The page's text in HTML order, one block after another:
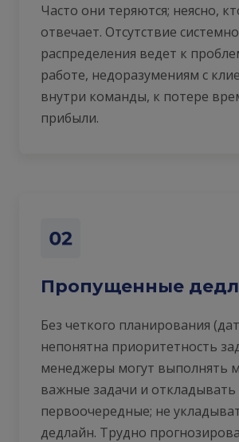
Часто они теряются; неясно,
отвечает. Отсутствие
распределения ведет к
работе, недоразумениям с
внутри команды, к потере
прибыли.
Пропущенные
Без четкого планирования
непонятна приоритетность
менеджеры могут выполнять
важные задачи и откладывать
первоочередные; не
дедлайн. Трудно